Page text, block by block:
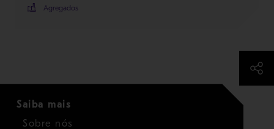
Agregados
Saiba mais
Sobre nós